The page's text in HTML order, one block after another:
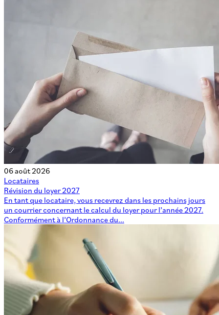
06 août 2026
Locataires
Révision du loyer 2027
En tant que locataire, vous recevrez dans les prochains jours
un courrier concernant le calcul du loyer pour l’année 2027.
Conformément à l’Ordonnance du...